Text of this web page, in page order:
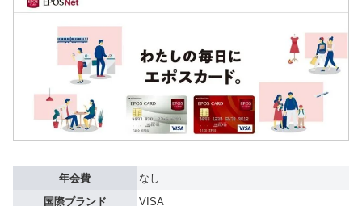
年会費
なし
国際ブランド
VISA